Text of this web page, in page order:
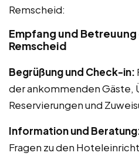
Remscheid:
Empfang und
Remscheid
Begrüßung und Check-in:
der ankommenden Gäste,
Reservierungen und
Information und
Fragen zu den